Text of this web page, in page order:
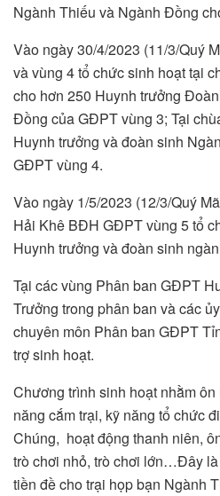
Ngành Thiếu và Ngành Đồng
Vào ngày 30/4/2023 (11/3/Quý
và vùng 4 tổ chức sinh hoạt tại
cho hơn 250 Huynh trưởng
Đồng của GĐPT vùng 3; Tại
Huynh trưởng và đoàn sinh
GĐPT vùng 4.
Vào ngày 1/5/2023 (12/3/Quý
Hải Khê BĐH GĐPT vùng 5 tổ
Huynh trưởng và đoàn sinh
Tại các vùng Phân ban GĐPT
Trưởng trong phân ban và các
chuyên môn Phân ban GĐPT
trợ sinh hoạt.
Chương trình sinh hoạt nhằm
năng cắm trại, kỹ năng tổ chức
Chúng, hoạt động thanh niên,
trò chơi nhỏ, trò chơi lớn…Đây
tiền đề cho trại họp bạn Ngành